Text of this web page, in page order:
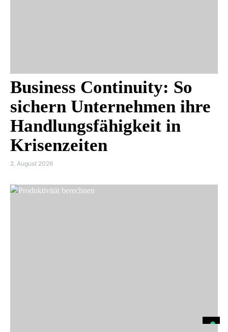
Business Continuity: So
sichern Unternehmen ihre
Handlungsfähigkeit in
Krisenzeiten
2. August 2026